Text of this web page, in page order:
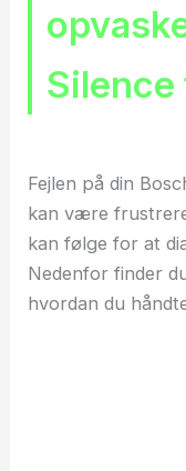
Silence
Fejlen på din
kan være
kan følge for at
Nedenfor finder
hvordan du